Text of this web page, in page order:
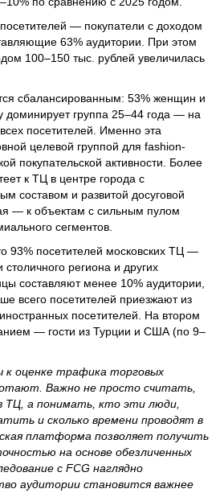
— покупатели с доходом
63% аудитории. При этом
100–150 тыс. рублей увеличилась
сбалансированным: 53% женщин и
доминирует группа 25–44 года — на
посетителей. Именно эта
целевой группой для fashion-
покупательской активности. Более
к ТЦ в центре города с
составом и развитой досуговой
— к объектам с сильным пулом
сегментов.
93% посетителей московских ТЦ —
региона и других
составляют менее 10% аудитории,
всего посетителей приезжают из
посетителей. На втором
— гости из Турции и США (по 9–
к оценке трафика торговых
Важно не просто считать,
ТЦ, а понимать, кто эти люди,
и сколько времени проводят в
платформа позволяет получить
на основе обезличенных
с FCG наглядно
аудитории становится важнее